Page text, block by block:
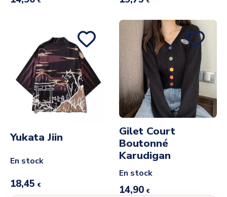
Yukata Jiin
En stock
18,45 €
Gilet Court
Boutonné
Karudigan
En stock
14,90 €